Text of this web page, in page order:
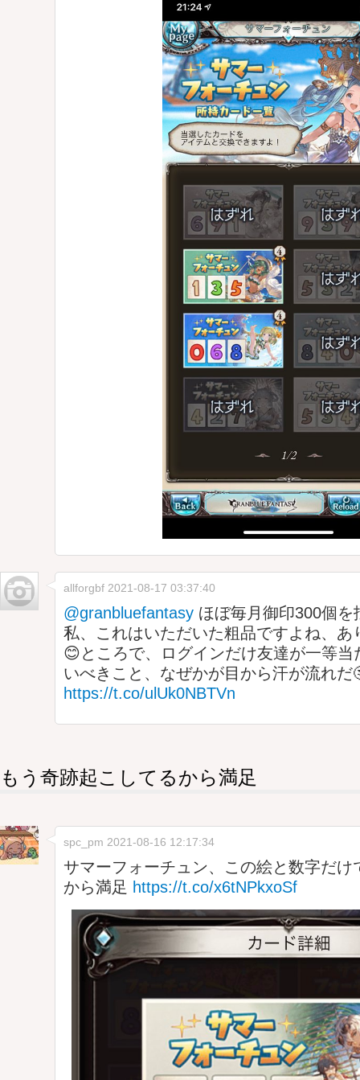
allforgbf 2021-08-17 03:37:40
@granbluefantasy ほぼ毎月御印300個
私、これはいただいた粗品ですよね、あ
😊ところで、ログインだけ友達が一等当
いべきこと、なぜかが目から汗が流れだ
https://t.co/ulUk0NBTVn
もう奇跡起こしてるから満足
spc_pm 2021-08-16 12:17:34
サマーフォーチュン、この絵と数字だけ
から満足 https://t.co/x6tNPkxoSf